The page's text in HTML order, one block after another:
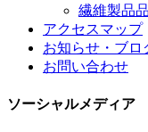
繊維製品
アクセスマップ
お知らせ・ブロ
お問い合わせ
ソーシャルメディア